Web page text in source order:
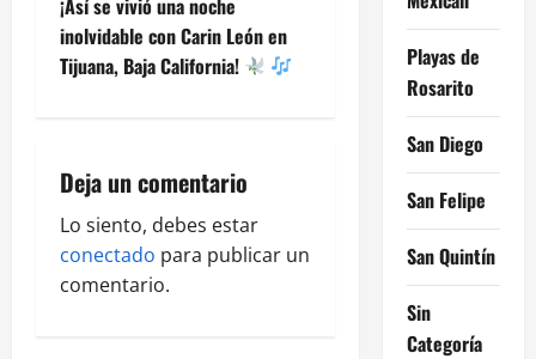
n
a
i
g
a
inolvidable con Carin León en
Tijuana, Baja California!
Deja un comentario
Lo siento, debes estar
conectado para publicar un
comentario.
Playas de
Rosarito
San Diego
San Felipe
San Quintín
Sin
Categoría